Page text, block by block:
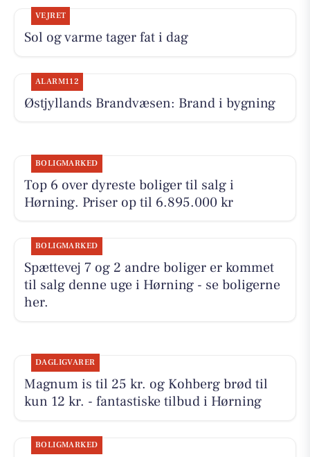
VEJRET
Sol og varme tager fat i dag
ALARM112
Østjyllands Brandvæsen: Brand i bygning
BOLIGMARKED
Top 6 over dyreste boliger til salg i
Hørning. Priser op til 6.895.000 kr
BOLIGMARKED
Spættevej 7 og 2 andre boliger er kommet
til salg denne uge i Hørning - se boligerne
her.
DAGLIGVARER
Magnum is til 25 kr. og Kohberg brød til
kun 12 kr. - fantastiske tilbud i Hørning
BOLIGMARKED